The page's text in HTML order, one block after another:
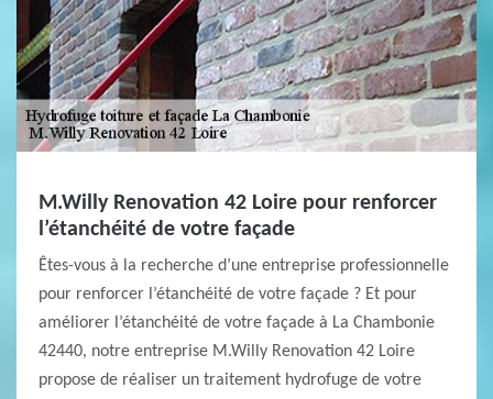
M.Willy Renovation 42 Loire pour renforcer
l’étanchéité de votre façade
Êtes-vous à la recherche d’une entreprise professionnelle
pour renforcer l’étanchéité de votre façade ? Et pour
améliorer l’étanchéité de votre façade à La Chambonie
42440, notre entreprise M.Willy Renovation 42 Loire
propose de réaliser un traitement hydrofuge de votre